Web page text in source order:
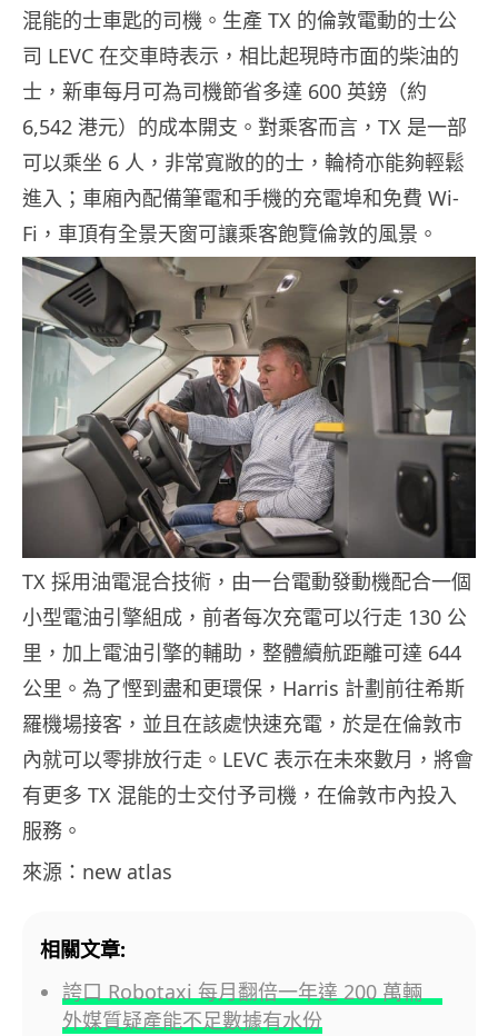
混能的士車匙的司機。生產 TX 的倫敦電動的士公
司 LEVC 在交車時表示，相比起現時市面的柴油的
士，新車每月可為司機節省多達 600 英鎊（約
6,542 港元）的成本開支。對乘客而言，TX 是一部
可以乘坐 6 人，非常寬敞的的士，輪椅亦能夠輕鬆
進入；車廂內配備筆電和手機的充電埠和免費 Wi-
Fi，車頂有全景天窗可讓乘客飽覽倫敦的風景。
TX 採用油電混合技術，由一台電動發動機配合一個
小型電油引擎組成，前者每次充電可以行走 130 公
里，加上電油引擎的輔助，整體續航距離可達 644
公里。為了慳到盡和更環保，Harris 計劃前往希斯
羅機場接客，並且在該處快速充電，於是在倫敦市
內就可以零排放行走。LEVC 表示在未來數月，將會
有更多 TX 混能的士交付予司機，在倫敦市內投入
服務。
來源：new atlas
相關文章:
誇口 Robotaxi 每月翻倍一年達 200 萬輛
外媒質疑產能不足數據有水份